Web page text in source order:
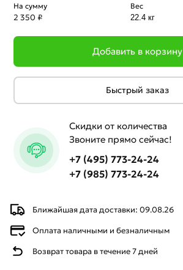
Ближайшая дата доставки: 09.08.26
Оплата наличными и безналичным
Возврат товара в течение 7 дней
На сумму
2 350 ₽
Вес
22.4 кг
Добавить в корзину
Быстрый заказ
Скидки от количества
Звоните прямо сейчас!
+7 (495) 773-24-24
+7 (985) 773-24-24